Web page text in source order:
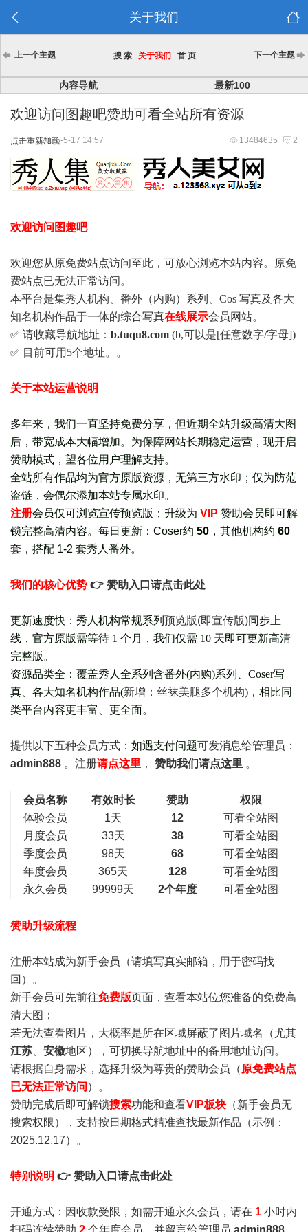
关于我们
上一个主题 搜 索 关于我们 首 页 下一个主题
内容导航 最新100
欢迎访问图趣吧赞助可看全站所有资源
点击重新加载 13484635 2
2025-5-17 14:57
欢迎访问图趣吧
欢迎您从原免费站点访问至此，可放心浏览本站内容。原免
费站点已无法正常访问。
本平台是集秀人机构、番外（内购）系列、Cos 写真及各大
知名机构作品于一体的综合写真在线展示会员网站。
✅ 请收藏导航地址： b.tuqu8.com (b,可以是[任意数字/字母])
✅ 目前可用5个地址。。
关于本站运营说明
多年来，我们一直坚持免费分享，但近期全站升级高清大图
后，带宽成本大幅增加。为保障网站长期稳定运营，现开启
赞助模式，望各位用户理解支持。
全站所有作品均为官方原版资源，无第三方水印；仅为防范
盗链，会偶尔添加本站专属水印。
注册会员仅可浏览宣传预览版 ； 升级为 VIP 赞助会员即可解
锁完整高清内容。每日更新： Coser约 50 ，其他机构约 60
套， 搭配 1-2 套秀人番外。
我们的核心优势 👉 赞助入口请点击此处
更新速度快：秀人机构常规系列 预览版(即宣传版)同步上
线，官方原版需等待 1 个月，我们仅需 10 天即可更新高清
完整版。
资源品类全：覆盖秀人全系列含番外(内购)系列、Coser写
真、各大知名机构作品(新增：丝袜美腿多个机构)，相比同
类平台内容更丰富、更全面。
提供以下五种会员方式： 如遇支付问题可发消息给管理员：
admin888 。注册请点这里 ， 赞助我们请点这里 。
会员名称 有效时长 赞助
权限
体验会员
1天 12
可看全站图
月度会员
33天 38
可看全站图
季度会员
98天 68
可看全站图
年度会员
365天 128
可看全站图
永久会员
99999天 2个年度 可看全站图
赞助升级流程
注册本站成为新手会员 （请填写真实邮箱，用于密码找
回）。
新手会员可先前往免费版页面，查看本站位您准备的免费高
清大图；
若无法查看图片，大概率是所在区域屏蔽了图片域名（尤其
江苏
安徽地区），可切换导航地址中的备用地址访问。
请根据自身需求，选择升级为尊贵的赞助会员（ 原免费站点
已无法正常访问 ）。
赞助完成后即可解锁搜索功能和查看VIP板块 （新手会员无
搜索权限），支持按日期格式精准查找最新作品（示例：
2025.12.17）。
特别说明 👉 赞助入口请点击此处
开通方式：因收款受限，如需开通永久会员，请在 1 小时内
扫码连续赞助 2 个年度会员，并留言给管理员 admin888